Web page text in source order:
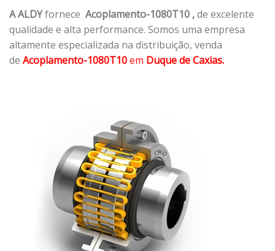
A ALDYfornece Acoplamento-1080T10 ,de excelente
qualidade e alta performance. Somos uma empresa
altamente especializada na distribuição, venda
de Acoplamento-1080T10em Duque de Caxias.